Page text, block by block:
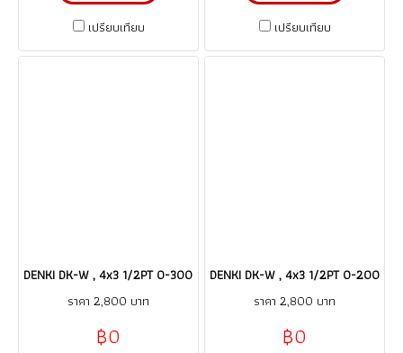
เปรียบเทียบ
เปรียบเทียบ
DENKI DK-W , 4x3 1/2PT 0-300 C / เกจ์วัดอุณหภูมิ/คะปิลลารี่
ราคา 2,800 บาท
฿0
DENKI DK-W , 4x3 1/2PT 0-200 C
ราคา 2,800 บาท
฿0